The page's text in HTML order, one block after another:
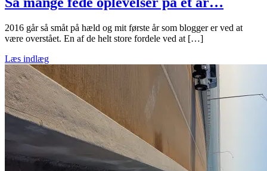
2016 går så småt på hæld og mit første år som blogger er ved at
være overstået. En af de helt store fordele ved at […]
Læs indlæg